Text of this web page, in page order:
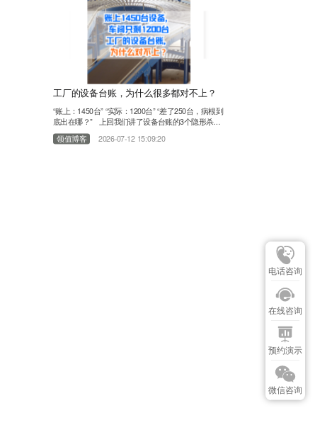
工厂的设备台账，为什么很多都对不上？
“账上：1450台” “实际：1200台” “差了250台，病根到
底出在哪？” 上回我们讲了设备台账的3个隐形杀
手。有朋友在问“这250台“隐形”设备，到底是怎么从
台账里一步步消失的？”干了11年EAM设备管理行
领值博客 2026-07-12 15:09:20
电话咨询
在线咨询
预约演示
微信咨询